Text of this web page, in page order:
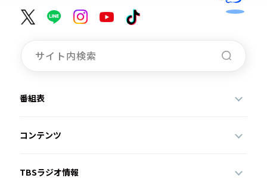
番組表
コンテンツ
TBSラジオ情報